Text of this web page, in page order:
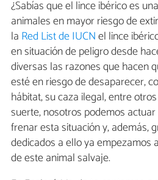
¿Sabías que el lince ibérico es
animales en mayor riesgo de
la Red List de IUCNel lince
en situación de peligro desde
diversas las razones que hacen
esté en riesgo de desaparecer,
hábitat, su caza ilegal, entre
suerte, nosotros podemos
frenar esta situación y, además,
dedicados a ello ya empezamos
de este animal salvaje.